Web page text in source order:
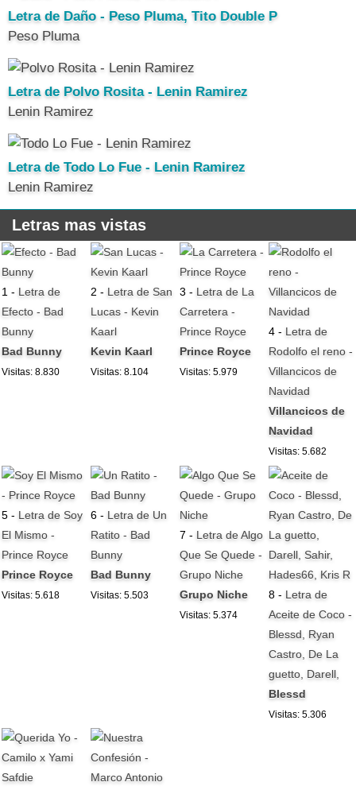
Letra de Daño - Peso Pluma, Tito Double P
Peso Pluma
Letra de Polvo Rosita - Lenin Ramirez
Lenin Ramirez
Letra de Todo Lo Fue - Lenin Ramirez
Lenin Ramirez
Letras mas vistas
1 - Letra de
Efecto - Bad
Bunny
Bad Bunny
Visitas: 8.830
2 - Letra de San
Lucas - Kevin
Kaarl
Kevin Kaarl
Visitas: 8.104
3 - Letra de La
Carretera -
Prince Royce
Prince Royce
Visitas: 5.979
4 - Letra de
Rodolfo el reno -
Villancicos de
Navidad
Villancicos de
Navidad
Visitas: 5.682
5 - Letra de Soy
El Mismo -
Prince Royce
Prince Royce
Visitas: 5.618
6 - Letra de Un
Ratito - Bad
Bunny
Bad Bunny
Visitas: 5.503
7 - Letra de Algo
Que Se Quede -
Grupo Niche
Grupo Niche
Visitas: 5.374
8 - Letra de
Aceite de Coco -
Blessd, Ryan
Castro, De La
guetto, Darell,
Blessd
Visitas: 5.306